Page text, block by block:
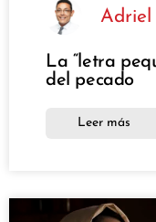
Adriel
La “letra
del pecado
Leer más